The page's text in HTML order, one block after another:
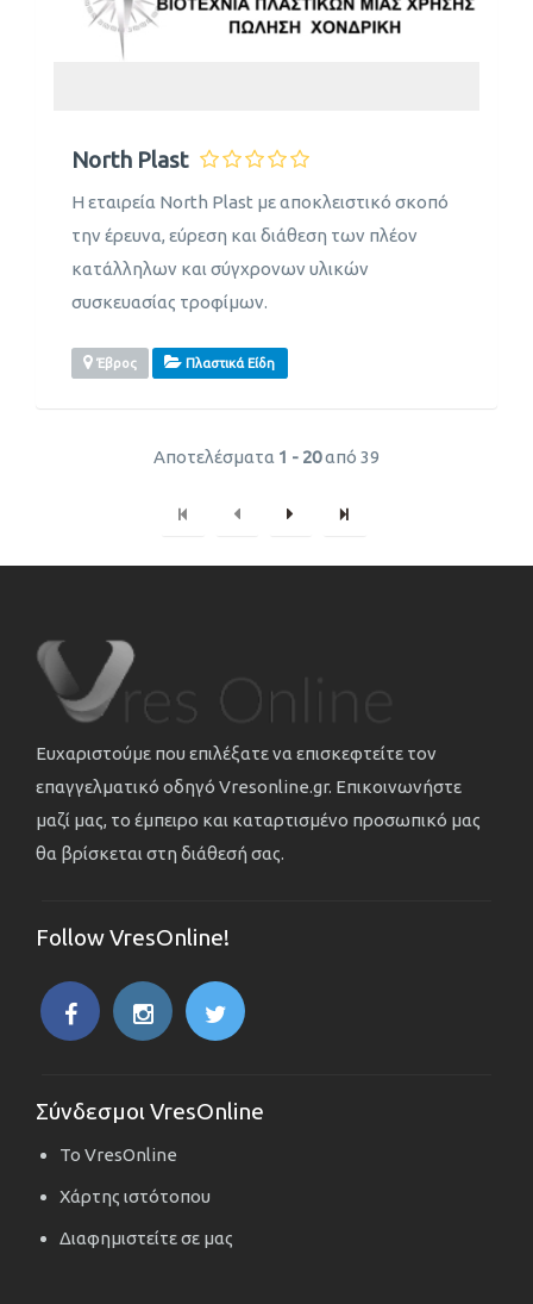
North Plast
Η εταιρεία North Plast με αποκλειστικό σκοπό
την έρευνα, εύρεση και διάθεση των πλέον
κατάλληλων και σύγχρονων υλικών
συσκευασίας τροφίμων.
Έβρος Πλαστικά Είδη
Αποτελέσματα 1 - 20από 39
Ευχαριστούμε που επιλέξατε να επισκεφτείτε τον
επαγγελματικό οδηγό Vresonline.gr. Επικοινωνήστε
μαζί μας, το έμπειρο και καταρτισμένο προσωπικό μας
θα βρίσκεται στη διάθεσή σας.
Follow VresOnline!
Σύνδεσμοι VresOnline
Το VresOnline
Χάρτης ιστότοπου
Διαφημιστείτε σε μας